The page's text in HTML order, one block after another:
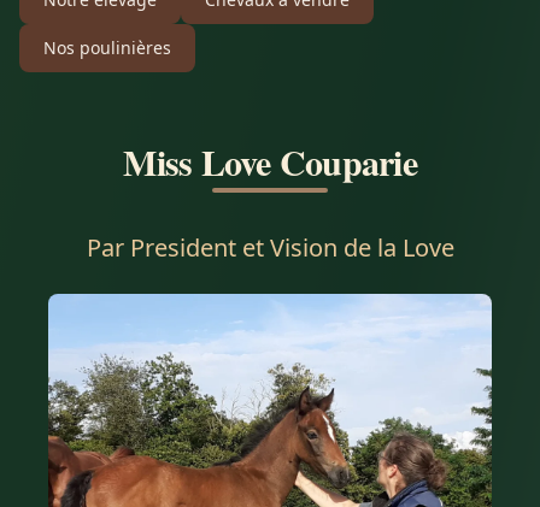
Nos poulinières
Miss Love Couparie
Par President et Vision de la Love